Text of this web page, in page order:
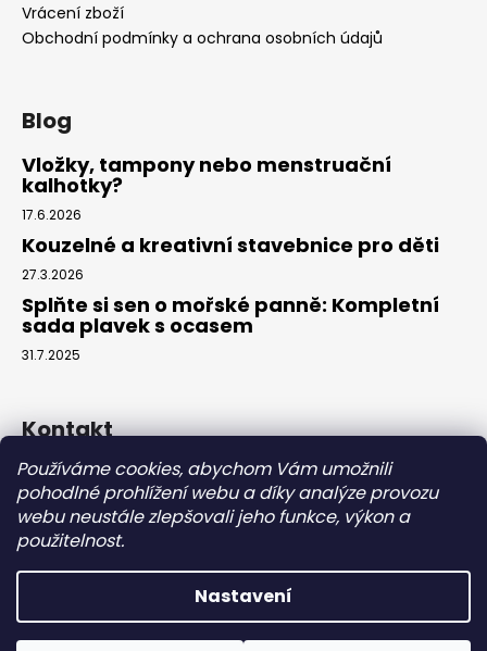
Používáme cookies, abychom Vám umožnili
pohodlné prohlížení webu a díky analýze provozu
webu neustále zlepšovali jeho funkce, výkon a
použitelnost.
Nastavení
Vrácení zboží
Obchodní podmínky a ochrana osobních údajů
Blog
Vložky, tampony nebo menstruační
kalhotky?
17.6.2026
Kouzelné a kreativní stavebnice pro děti
27.3.2026
Splňte si sen o mořské panně: Kompletní
sada plavek s ocasem
31.7.2025
Kontakt
info@eparuky.cz
+420 734 459 045
Náš Facebook
Copyright 2026eparuky.cz. Všechna práva vyhrazena.